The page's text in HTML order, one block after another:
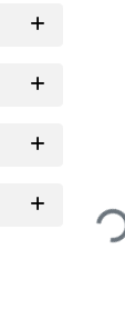
Loading...